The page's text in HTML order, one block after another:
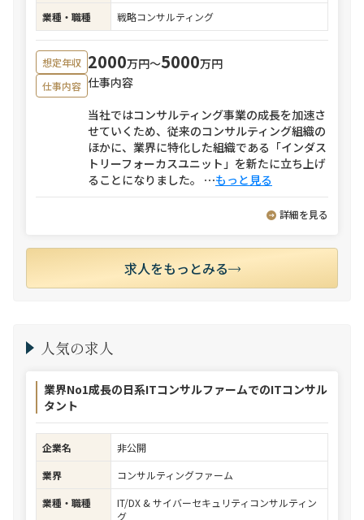
業種・職種
戦略コンサルティング
想定年収 2000万円〜5000万円
仕事内容 仕事内容
当社ではコンサルティング事業の成長を加速さ
せていくため、従来のコンサルティング組織の
ほかに、業界に特化した組織である「インダス
トリーフォーカスユニット」を新たに立ち上げ
ることになりました。 ⋯もっと見る
詳細を見る
求人をもっとみる
人気の求人
業界No1成長の日系ITコンサルファームでのITコンサル
タント
企業名
非公開
業界
コンサルティングファーム
業種・職種
IT/DX & サイバーセキュリティコンサルティン
グ